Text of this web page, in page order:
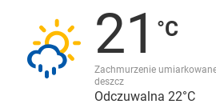
JAKOŚĆ POWIETRZA21
Zachmurzenie
deszcz
Odczuwalna 22°C